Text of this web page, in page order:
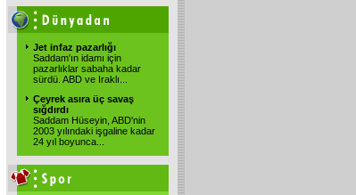
Jet infaz pazarlığı
Saddam'ın idamı için
pazarlıklar sabaha kadar
sürdü. ABD ve Iraklı...
Çeyrek asıra üç savaş
sığdırdı
Saddam Hüseyin, ABD'nin
2003 yılındaki işgaline kadar
24 yıl boyunca...